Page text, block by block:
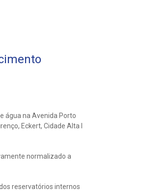
água na Avenida Porto
Eckert, Cidade Alta I
normalizado a
reservatórios internos